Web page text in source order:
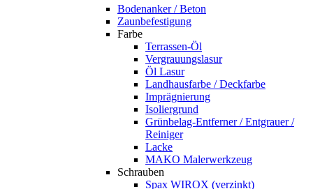
Bodenanker / Beton
Zaunbefestigung
Farbe
Terrassen-Öl
Vergrauungslasur
Öl Lasur
Landhausfarbe / Deckfarbe
Imprägnierung
Isoliergrund
Grünbelag-Entferner / Entgrauer /
Reiniger
Lacke
MAKO Malerwerkzeug
Schrauben
Spax WIROX (verzinkt)